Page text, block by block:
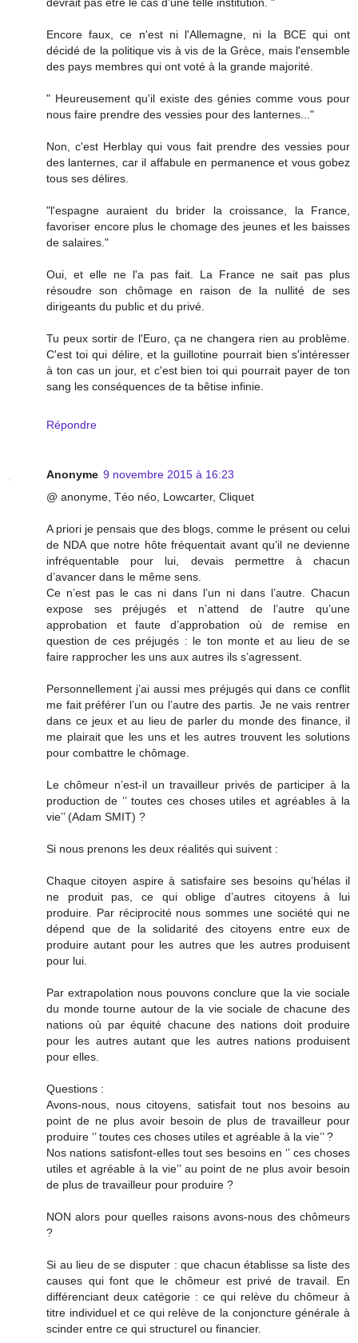
devrait pas être le cas d’une telle institution. "
Encore faux, ce n'est ni l'Allemagne, ni la BCE qui ont
décidé de la politique vis à vis de la Grèce, mais l'ensemble
des pays membres qui ont voté à la grande majorité.
" Heureusement qu'il existe des génies comme vous pour
nous faire prendre des vessies pour des lanternes..."
Non, c'est Herblay qui vous fait prendre des vessies pour
des lanternes, car il affabule en permanence et vous gobez
tous ses délires.
"l'espagne auraient du brider la croissance, la France,
favoriser encore plus le chomage des jeunes et les baisses
de salaires."
Oui, et elle ne l'a pas fait. La France ne sait pas plus
résoudre son chômage en raison de la nullité de ses
dirigeants du public et du privé.
Tu peux sortir de l'Euro, ça ne changera rien au problème.
C'est toi qui délire, et la guillotine pourrait bien s'intéresser
à ton cas un jour, et c'est bien toi qui pourrait payer de ton
sang les conséquences de ta bêtise infinie.
Répondre
Anonyme 9 novembre 2015 à 16:23
@ anonyme, Téo néo, Lowcarter, Cliquet
A priori je pensais que des blogs, comme le présent ou celui
de NDA que notre hôte fréquentait avant qu’il ne devienne
infréquentable pour lui, devais permettre à chacun
d’avancer dans le même sens.
Ce n’est pas le cas ni dans l’un ni dans l’autre. Chacun
expose ses préjugés et n’attend de l’autre qu’une
approbation et faute d’approbation où de remise en
question de ces préjugés : le ton monte et au lieu de se
faire rapprocher les uns aux autres ils s’agressent.
Personnellement j’ai aussi mes préjugés qui dans ce conflit
me fait préférer l’un ou l’autre des partis. Je ne vais rentrer
dans ce jeux et au lieu de parler du monde des finance, il
me plairait que les uns et les autres trouvent les solutions
pour combattre le chômage.
Le chômeur n’est-il un travailleur privés de participer à la
production de ‘’ toutes ces choses utiles et agréables à la
vie’’ (Adam SMIT) ?
Si nous prenons les deux réalités qui suivent :
Chaque citoyen aspire à satisfaire ses besoins qu’hélas il
ne produit pas, ce qui oblige d’autres citoyens à lui
produire. Par réciprocité nous sommes une société qui ne
dépend que de la solidarité des citoyens entre eux de
produire autant pour les autres que les autres produisent
pour lui.
Par extrapolation nous pouvons conclure que la vie sociale
du monde tourne autour de la vie sociale de chacune des
nations où par équité chacune des nations doit produire
pour les autres autant que les autres nations produisent
pour elles.
Questions :
Avons-nous, nous citoyens, satisfait tout nos besoins au
point de ne plus avoir besoin de plus de travailleur pour
produire ‘’ toutes ces choses utiles et agréable à la vie’’ ?
Nos nations satisfont-elles tout ses besoins en ‘’ ces choses
utiles et agréable à la vie’’ au point de ne plus avoir besoin
de plus de travailleur pour produire ?
NON alors pour quelles raisons avons-nous des chômeurs
?
Si au lieu de se disputer : que chacun établisse sa liste des
causes qui font que le chômeur est privé de travail. En
différenciant deux catégorie : ce qui relève du chômeur à
titre individuel et ce qui relève de la conjoncture générale à
scinder entre ce qui structurel ou financier.